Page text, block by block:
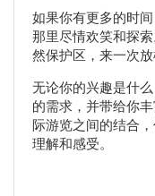
如果你有更多的时
那里尽情欢笑和探
然保护区，来一次放
无论你的兴趣是什
的需求，并带给你
际游览之间的结合
理解和感受。